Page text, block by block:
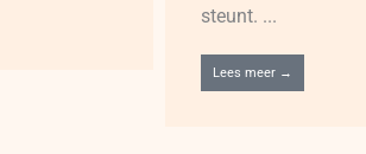
steunt. ...
Lees meer →